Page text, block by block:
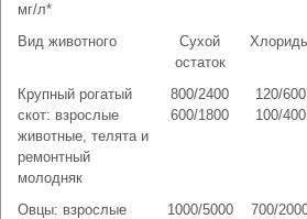
мг/л*
Вид животного
Сухой
остаток
Крупный рогатый
скот: взрослые
животные, телята и
ремонтный
молодняк
800/2400
600/1800
120/600
100/400
Овцы: взрослые
1000/5000
700/